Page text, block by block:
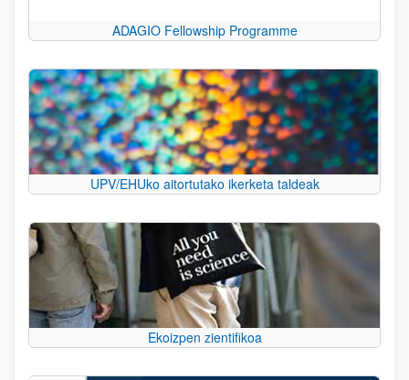
ADAGIO Fellowship Programme
UPV/EHUko aitortutako ikerketa taldeak
Ekoizpen zientifikoa